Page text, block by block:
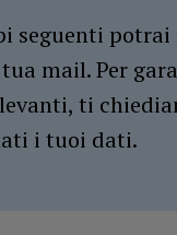
seguenti potrai
mail. Per
ti
i tuoi dati.